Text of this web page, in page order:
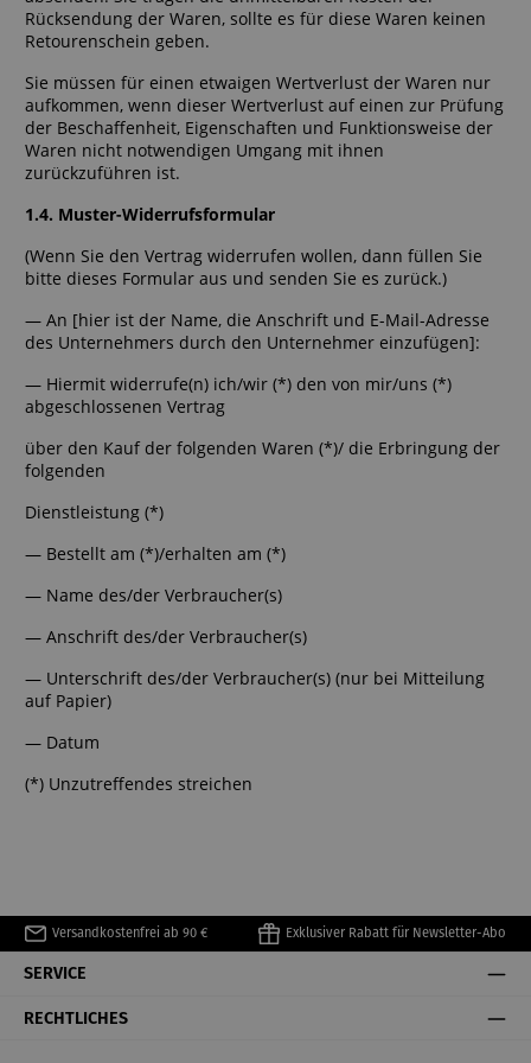
Rücksendung der Waren, sollte es für diese Waren keinen
Retourenschein geben.
Sie müssen für einen etwaigen Wertverlust der Waren nur
aufkommen, wenn dieser Wertverlust auf einen zur Prüfung
der Beschaffenheit, Eigenschaften und Funktionsweise der
Waren nicht notwendigen Umgang mit ihnen
zurückzuführen ist.
1.4. Muster-Widerrufsformular
(Wenn Sie den Vertrag widerrufen wollen, dann füllen Sie
bitte dieses Formular aus und senden Sie es zurück.)
— An [hier ist der Name, die Anschrift und E-Mail-Adresse
des Unternehmers durch den Unternehmer einzufügen]:
— Hiermit widerrufe(n) ich/wir (*) den von mir/uns (*)
abgeschlossenen Vertrag
über den Kauf der folgenden Waren (*)/ die Erbringung der
folgenden
Dienstleistung (*)
— Bestellt am (*)/erhalten am (*)
— Name des/der Verbraucher(s)
— Anschrift des/der Verbraucher(s)
— Unterschrift des/der Verbraucher(s) (nur bei Mitteilung
auf Papier)
— Datum
(*) Unzutreffendes streichen
Versandkostenfrei ab 90 € Exklusiver Rabatt für Newsletter-Abo
SERVICE
RECHTLICHES